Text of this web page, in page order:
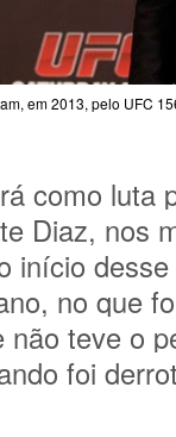
em 2013, pelo UFC
como luta
Diaz, nos
início
no que
teve o
foi